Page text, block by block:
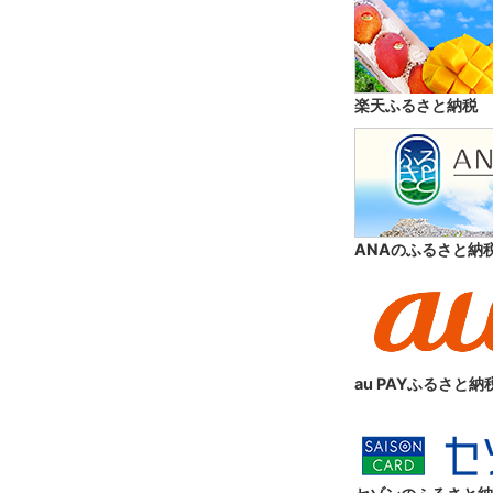
楽天ふるさと納税
ANAのふるさと納
au PAYふるさと納